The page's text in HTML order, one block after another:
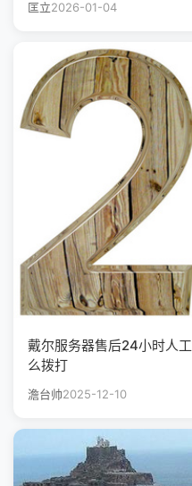
匡立2026-01-04
戴尔服务器售后24小时人
么拨打
澹台帅2025-12-10